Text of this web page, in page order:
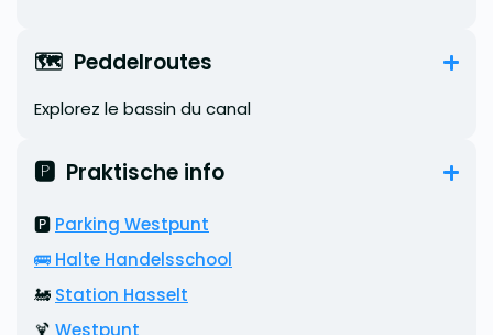
🗺️  Peddelroutes
Explorez le bassin du canal
🅿️  Praktische info
🅿️ Parking Westpunt
🚌 Halte Handelsschool
🚂 Station Hasselt
🍹 Westpunt